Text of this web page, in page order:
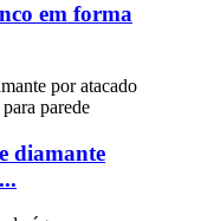
em forma
diamante